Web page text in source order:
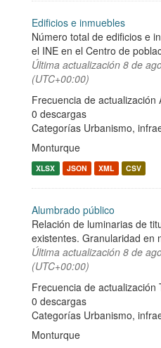
Edificios e inmuebles
Número total de edificios e
el INE en el Centro de
Última actualización 8 de
(UTC+00:00)
Frecuencia de actualización
0 descargas
Categorías Urbanismo,
Monturque
XLSX JSON XML CSV
Alumbrado público
Relación de luminarias de
existentes. Granularidad en
Última actualización 8 de
(UTC+00:00)
Frecuencia de actualización
0 descargas
Categorías Urbanismo,
Monturque